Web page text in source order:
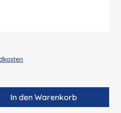
den gewünschten
In den Warenkorb